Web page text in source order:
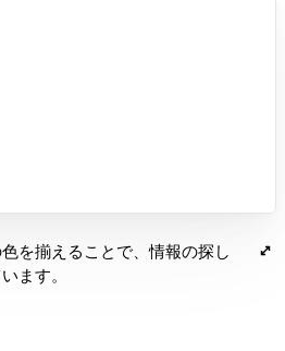
を揃えることで、情報の探し
ます。